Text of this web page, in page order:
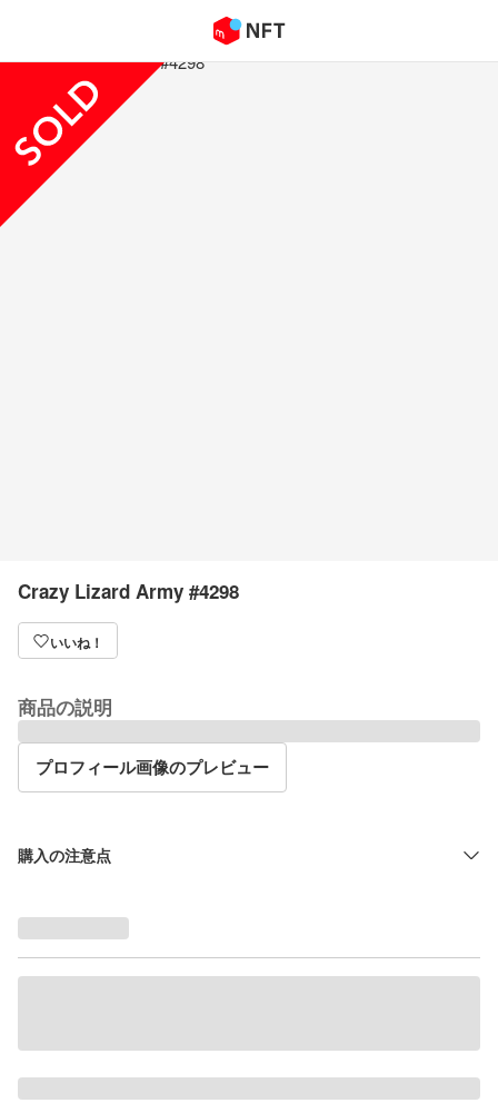
Crazy Lizard Army #4298
いいね！
商品の説明
プロフィール画像のプレビュー
購入の注意点